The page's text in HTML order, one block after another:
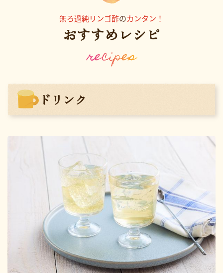
無ろ過純リンゴ酢のカンタン！
おすすめレシピ
ドリンク